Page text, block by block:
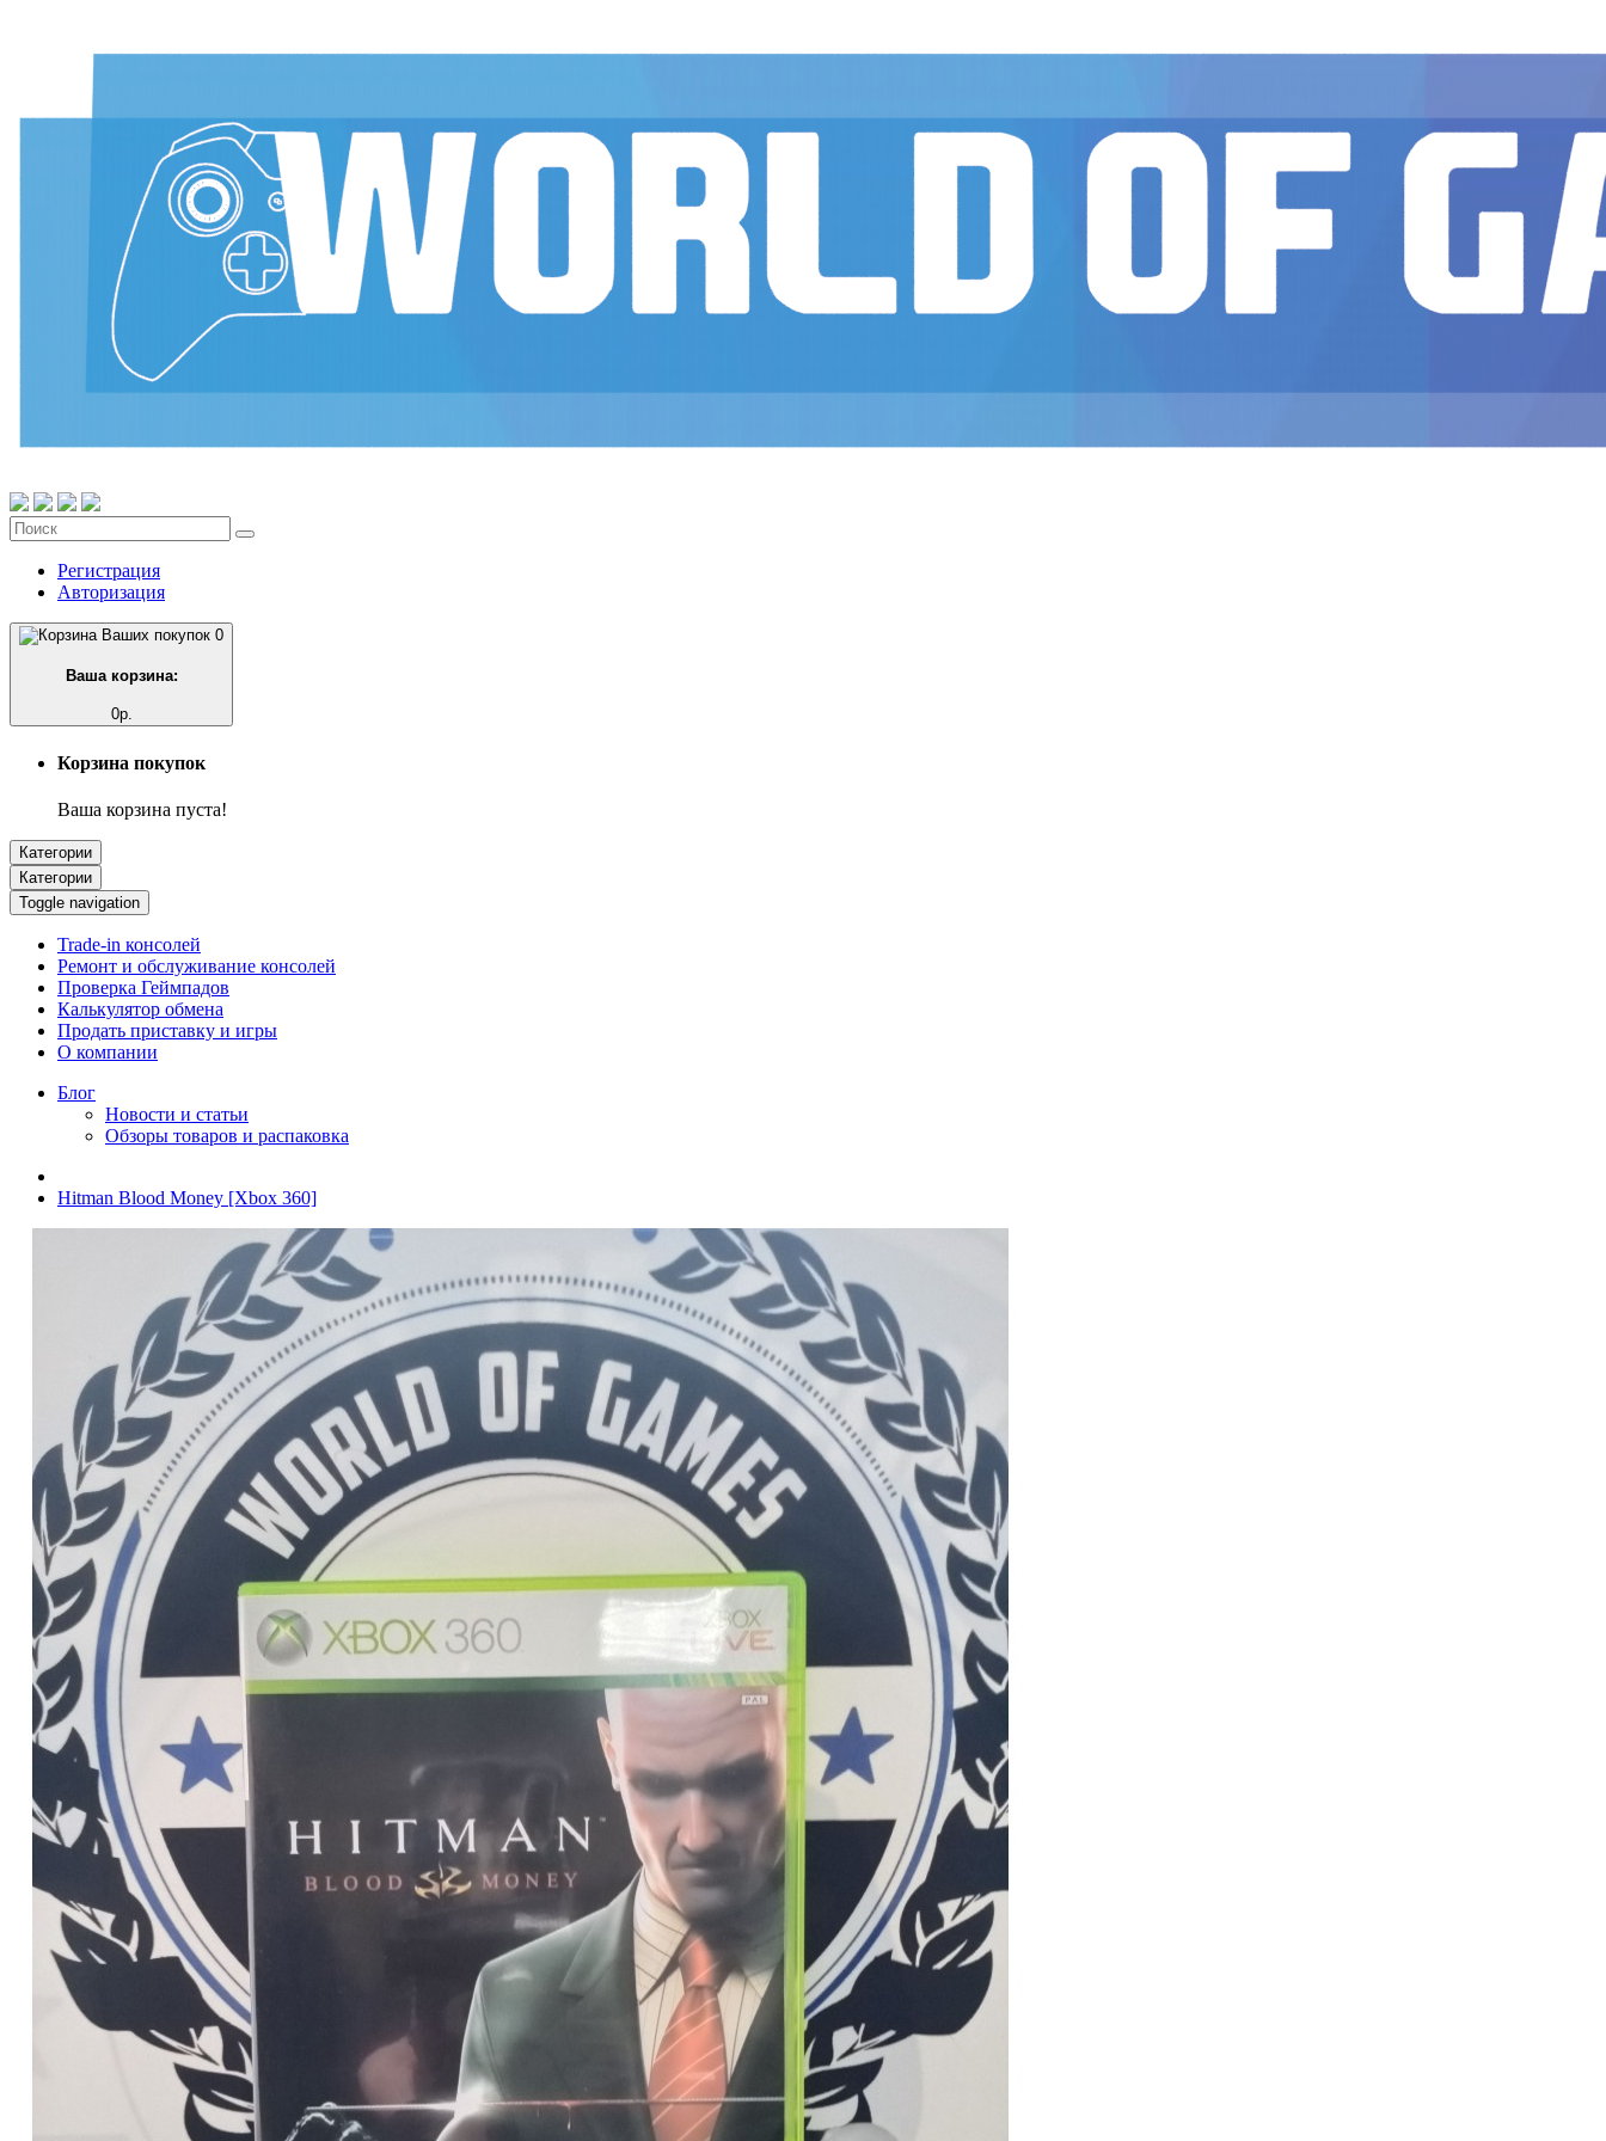
Регистрация
Авторизация
0
Ваша корзина:
0р.
Корзина покупок
Ваша корзина пуста!
Категории
Категории
Toggle navigation
Trade-in консолей
Ремонт и обслуживание консолей
Проверка Геймпадов
Калькулятор обмена
Продать приставку и игры
О компании
Блог
Новости и статьи
Обзоры товаров и распаковка
Hitman Blood Money [Xbox 360]